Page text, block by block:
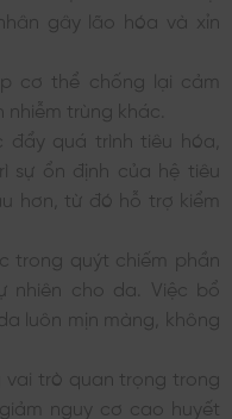
gây lão hóa và xỉn
cơ thể chống lại cảm
trùng khác.
quá trình tiêu hóa,
sự ổn định của hệ tiêu
hơn, từ đó hỗ trợ kiểm
trong quýt chiếm phần
nhiên cho da. Việc bổ
luôn mịn màng, không
vai trò quan trọng trong
nguy cơ cao huyết